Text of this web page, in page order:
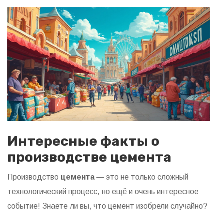
Интересные факты о
производстве цемента
Производство цемента— это не только сложный
технологический процесс, но ещё и очень интересное
событие! Знаете ли вы, что цемент изобрели случайно?